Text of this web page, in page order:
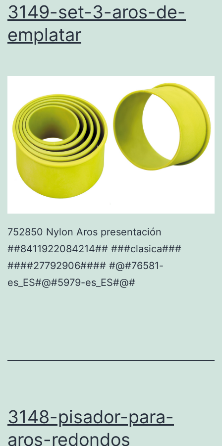
3149-set-3-aros-de-
emplatar
752850 Nylon Aros presentación
##8411922084214## ###clasica###
####27792906#### #@#76581-
es_ES#@#5979-es_ES#@#
3148-pisador-para-
aros-redondos